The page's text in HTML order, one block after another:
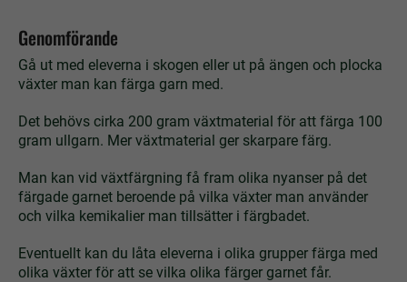
Genomförande
Gå ut med eleverna i skogen eller ut på ängen och plocka
växter man kan färga garn med.
Det behövs cirka 200 gram växtmaterial för att färga 100
gram ullgarn. Mer växtmaterial ger skarpare färg.
Man kan vid växtfärgning få fram olika nyanser på det
färgade garnet beroende på vilka växter man använder
och vilka kemikalier man tillsätter i färgbadet.
Eventuellt kan du låta eleverna i olika grupper färga med
olika växter för att se vilka olika färger garnet får.